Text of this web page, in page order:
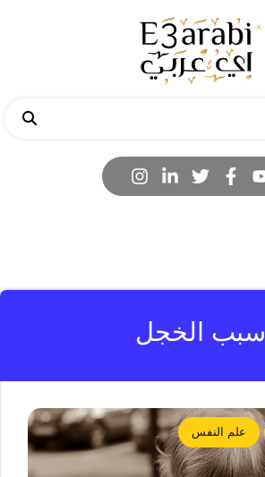
سبب الخجل
علم النفس